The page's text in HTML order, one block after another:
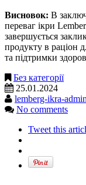
Висновок: В
переваг ікри
завершується
продукту в раціон
та підтримки
Без категорії
25.01.2024
lemberg-ikra-admin
No comments
Tweet this